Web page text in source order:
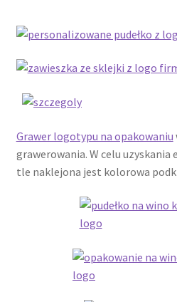
Polityka prywatności
Polityka prywatności
Pudełko świąteczne, jakość
Grawer logotypu na opakowaniu
grawerowania. W celu uzyskania
tle naklejona jest kolorowa